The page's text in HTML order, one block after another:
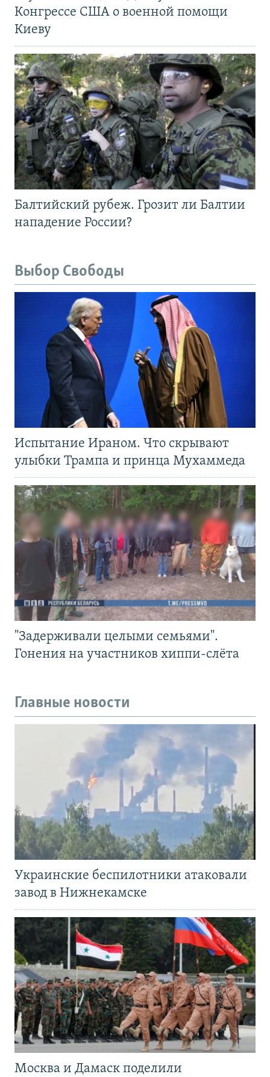
Конгрессе США о военной помощи
Киеву
Балтийский рубеж. Грозит ли Балтии
нападение России?
Выбор Свободы
Испытание Ираном. Что скрывают
улыбки Трампа и принца Мухаммеда
"Задерживали целыми семьями".
Гонения на участников хиппи-слёта
Главные новости
Украинские беспилотники атаковали
завод в Нижнекамске
Москва и Дамаск поделили